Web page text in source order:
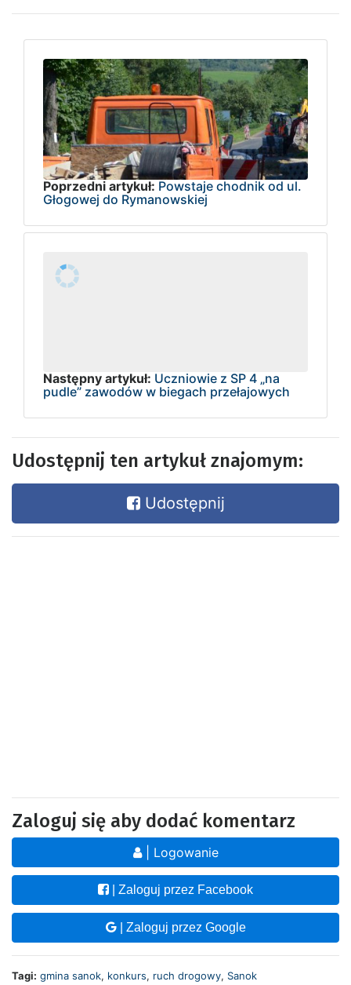
Poprzedni artykuł: Powstaje chodnik od ul.
Głogowej do Rymanowskiej
Następny artykuł: Uczniowie z SP 4 „na
pudle” zawodów w biegach przełajowych
Udostępnij ten artykuł znajomym:
Udostępnij
Zaloguj się aby dodać komentarz
| Logowanie
| Zaloguj przez Facebook
| Zaloguj przez Google
Tagi: gmina sanok, konkurs, ruch drogowy, Sanok